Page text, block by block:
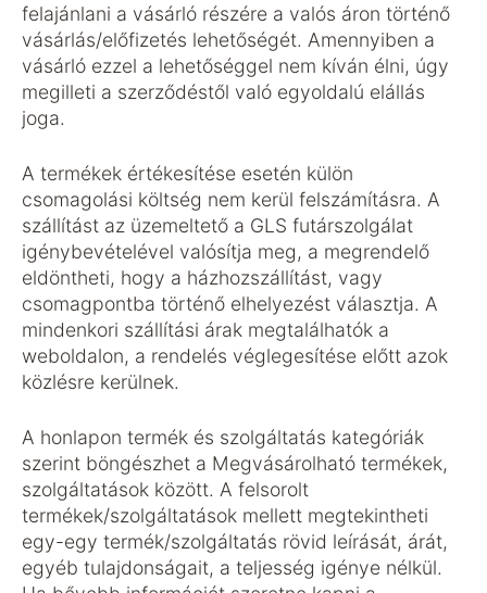
felajánlani a vásárló részére a valós áron történő
vásárlás/előfizetés lehetőségét. Amennyiben a
vásárló ezzel a lehetőséggel nem kíván élni, úgy
megilleti a szerződéstől való egyoldalú elállás
joga.
A termékek értékesítése esetén külön
csomagolási költség nem kerül felszámításra. A
szállítást az üzemeltető a GLS futárszolgálat
igénybevételével valósítja meg, a megrendelő
eldöntheti, hogy a házhozszállítást, vagy
csomagpontba történő elhelyezést választja. A
mindenkori szállítási árak megtalálhatók a
weboldalon, a rendelés véglegesítése előtt azok
közlésre kerülnek.
A honlapon termék és szolgáltatás kategóriák
szerint böngészhet a Megvásárolható termékek,
szolgáltatások között. A felsorolt
termékek/szolgáltatások mellett megtekintheti
egy-egy termék/szolgáltatás rövid leírását, árát,
egyéb tulajdonságait, a teljesség igénye nélkül.